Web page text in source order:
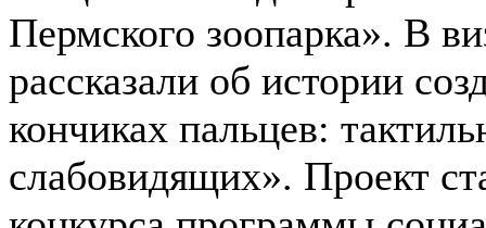
Пермского зоопарка». В
рассказали об истории
кончиках пальцев:
слабовидящих». Проект